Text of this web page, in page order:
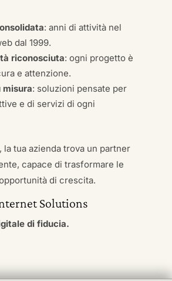
: anni di attività nel
dal 1999.
riconosciuta: ogni progetto è
e attenzione.
misura: soluzioni pensate per
e di servizi di ogni
la tua azienda trova un partner
capace di trasformare le
di crescita.
Solutions
di fiducia.